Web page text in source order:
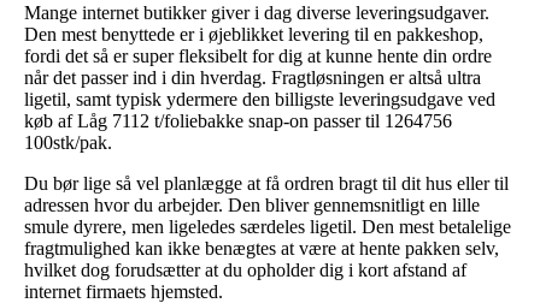
Mange internet butikker giver i dag diverse leveringsudgaver.
Den mest benyttede er i øjeblikket levering til en pakkeshop,
fordi det så er super fleksibelt for dig at kunne hente din ordre
når det passer ind i din hverdag. Fragtløsningen er altså ultra
ligetil, samt typisk ydermere den billigste leveringsudgave ved
køb af Låg 7112 t/foliebakke snap-on passer til 1264756
100stk/pak.
Du bør lige så vel planlægge at få ordren bragt til dit hus eller til
adressen hvor du arbejder. Den bliver gennemsnitligt en lille
smule dyrere, men ligeledes særdeles ligetil. Den mest betalelige
fragtmulighed kan ikke benægtes at være at hente pakken selv,
hvilket dog forudsætter at du opholder dig i kort afstand af
internet firmaets hjemsted.